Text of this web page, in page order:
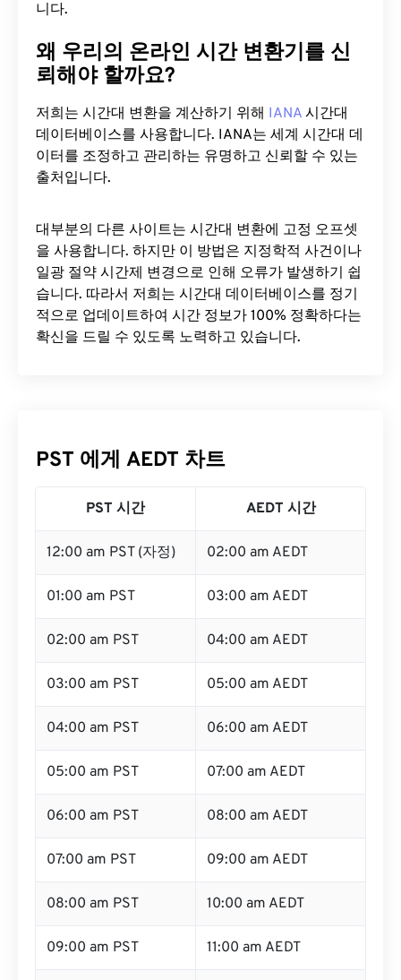
니다.
왜 우리의 온라인 시간 변환기를 신
뢰해야 할까요?
저희는 시간대 변환을 계산하기 위해 IANA 시간대
데이터베이스를 사용합니다. IANA는 세계 시간대 데
이터를 조정하고 관리하는 유명하고 신뢰할 수 있는
출처입니다.
대부분의 다른 사이트는 시간대 변환에 ​​고정 오프셋
을 사용합니다. 하지만 이 방법은 지정학적 사건이나
일광 절약 시간제 변경으로 인해 오류가 발생하기 쉽
습니다. 따라서 저희는 시간대 데이터베이스를 정기
적으로 업데이트하여 시간 정보가 100% 정확하다는
확신을 드릴 수 있도록 노력하고 있습니다.
PST 에게 AEDT 차트
PST 시간 AEDT 시간
12:00 am PST (자정) 02:00 am AEDT
01:00 am PST 03:00 am AEDT
02:00 am PST 04:00 am AEDT
03:00 am PST 05:00 am AEDT
04:00 am PST 06:00 am AEDT
05:00 am PST 07:00 am AEDT
06:00 am PST 08:00 am AEDT
07:00 am PST 09:00 am AEDT
08:00 am PST 10:00 am AEDT
09:00 am PST 11:00 am AEDT